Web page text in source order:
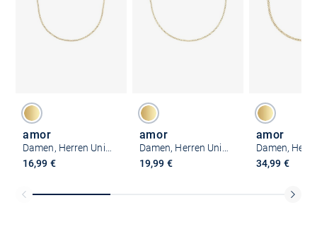
amor
16,99 €
amor
19,99 €
amor
34,99 €